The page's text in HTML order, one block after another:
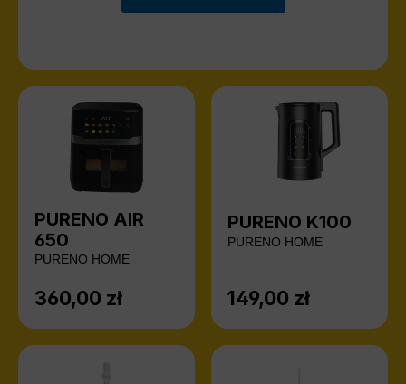
PURENO AIR
650
PURENO HOME
Cena regularna:
360,00 zł
PURENO K100
PURENO HOME
Cena regularna:
149,00 zł